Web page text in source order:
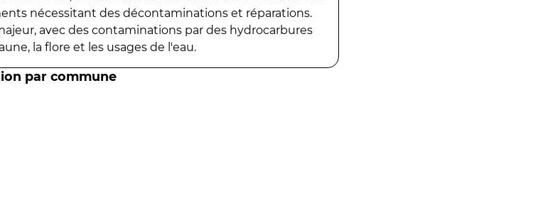
nécessitant des décontaminations et réparations.
avec des contaminations par des hydrocarbures
la flore et les usages de l'eau.
par commune